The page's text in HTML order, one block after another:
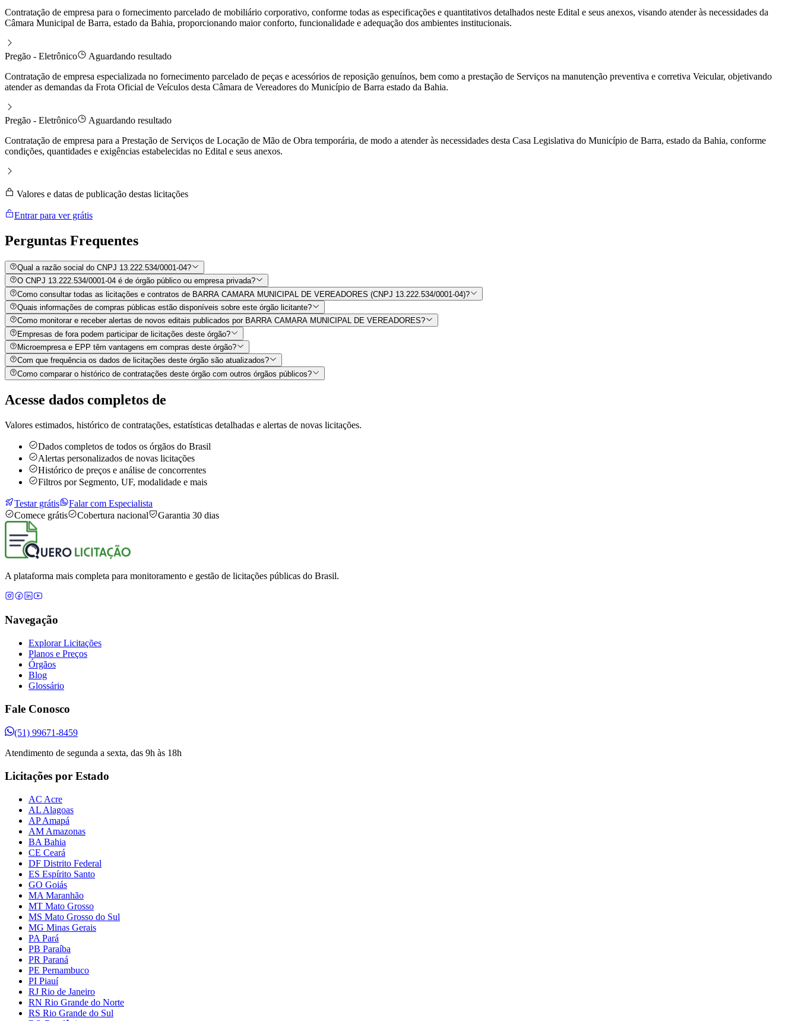
Contratação de empresa para o fornecimento parcelado de mobiliário corporativo, conforme todas as especificações e quantitativos detalhados neste Edital e seus anexos, visando atender às necessidades da
Câmara Municipal de Barra, estado da Bahia, proporcionando maior conforto, funcionalidade e adequação dos ambientes institucionais.
Pregão - Eletrônico
Aguardando resultado
Contratação de empresa especializada no fornecimento parcelado de peças e acessórios de reposição genuínos, bem como a prestação de Serviços na manutenção preventiva e corretiva Veicular, objetivando
atender as demandas da Frota Oficial de Veículos desta Câmara de Vereadores do Município de Barra estado da Bahia.
Pregão - Eletrônico
Aguardando resultado
Contratação de empresa para a Prestação de Serviços de Locação de Mão de Obra temporária, de modo a atender às necessidades desta Casa Legislativa do Município de Barra, estado da Bahia, conforme
condições, quantidades e exigências estabelecidas no Edital e seus anexos.
Valores e datas de publicação destas licitações
Entrar para ver grátis
Perguntas Frequentes
Qual a razão social do CNPJ 13.222.534/0001-04?
O CNPJ 13.222.534/0001-04 é de órgão público ou empresa privada?
Como consultar todas as licitações e contratos de BARRA CAMARA MUNICIPAL DE VEREADORES (CNPJ 13.222.534/0001-04)?
Quais informações de compras públicas estão disponíveis sobre este órgão licitante?
Como monitorar e receber alertas de novos editais publicados por BARRA CAMARA MUNICIPAL DE VEREADORES?
Empresas de fora podem participar de licitações deste órgão?
Microempresa e EPP têm vantagens em compras deste órgão?
Com que frequência os dados de licitações deste órgão são atualizados?
Como comparar o histórico de contratações deste órgão com outros órgãos públicos?
Acesse dados completos de
Valores estimados, histórico de contratações, estatísticas detalhadas e alertas de novas licitações.
Dados completos de todos os órgãos do Brasil
Alertas personalizados de novas licitações
Histórico de preços e análise de concorrentes
Filtros por Segmento, UF, modalidade e mais
Testar grátis
Falar com Especialista
Comece grátis
Cobertura nacional Garantia 30 dias
A plataforma mais completa para monitoramento e gestão de licitações públicas do Brasil.
Navegação
Explorar Licitações
Planos e Preços
Órgãos
Blog
Glossário
Fale Conosco
(51) 99671-8459
Atendimento de segunda a sexta, das 9h às 18h
Licitações por Estado
AC Acre
AL Alagoas
AP Amapá
AM Amazonas
BA Bahia
CE Ceará
DF Distrito Federal
ES Espírito Santo
GO Goiás
MA Maranhão
MT Mato Grosso
MS Mato Grosso do Sul
MG Minas Gerais
PA Pará
PB Paraíba
PR Paraná
PE Pernambuco
PI Piauí
RJ Rio de Janeiro
RN Rio Grande do Norte
RS Rio Grande do Sul